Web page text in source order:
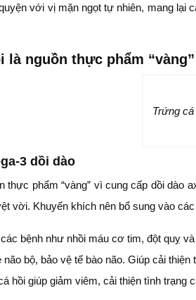
với vị mặn ngọt tự nhiên, mang lại
là nguồn thực phẩm “vàng”
Trứng
3 dồi dào
thực phẩm “vàng” vì cung cấp dồi
vời. Khuyến khích nên bổ sung vào
bệnh như nhồi máu cơ tim, đột quỵ
bộ, bảo vệ tế bào não. Giúp cải
hồi giúp giảm viêm, cải thiện tình